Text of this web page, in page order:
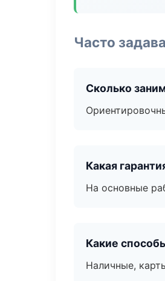
Часто
Сколько
Какая
На основные
Какие
Наличные,